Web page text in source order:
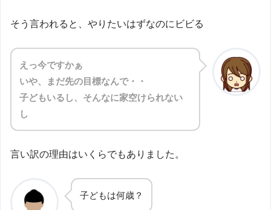
そう言われると、やりたいはずなのにビビる
えっ今ですかぁ
いや、まだ先の目標なんで・・
子どもいるし、そんなに家空けられない
し
言い訳の理由はいくらでもありました。
子どもは何歳？